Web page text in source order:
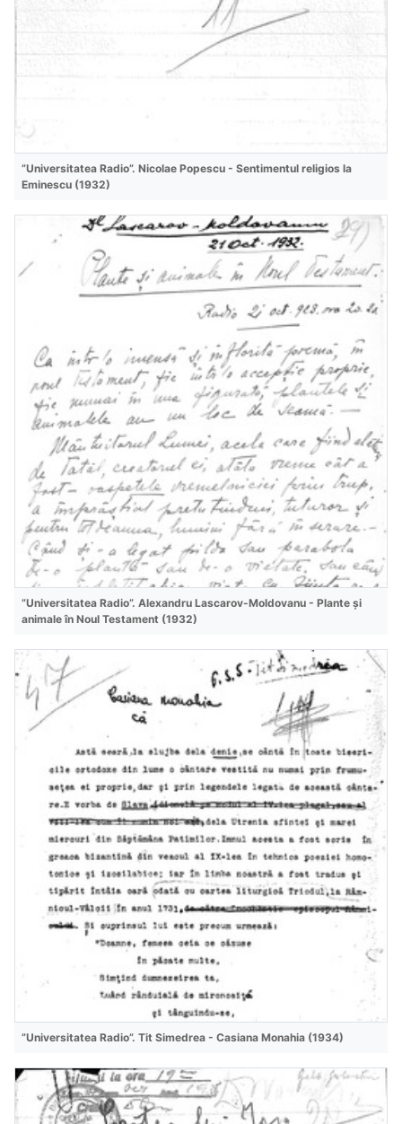
”Universitatea Radio”. Nicolae Popescu - Sentimentul religios la
Eminescu (1932)
”Universitatea Radio”. Alexandru Lascarov-Moldovanu - Plante și
animale în Noul Testament (1932)
”Universitatea Radio”. Tit Simedrea - Casiana Monahia (1934)